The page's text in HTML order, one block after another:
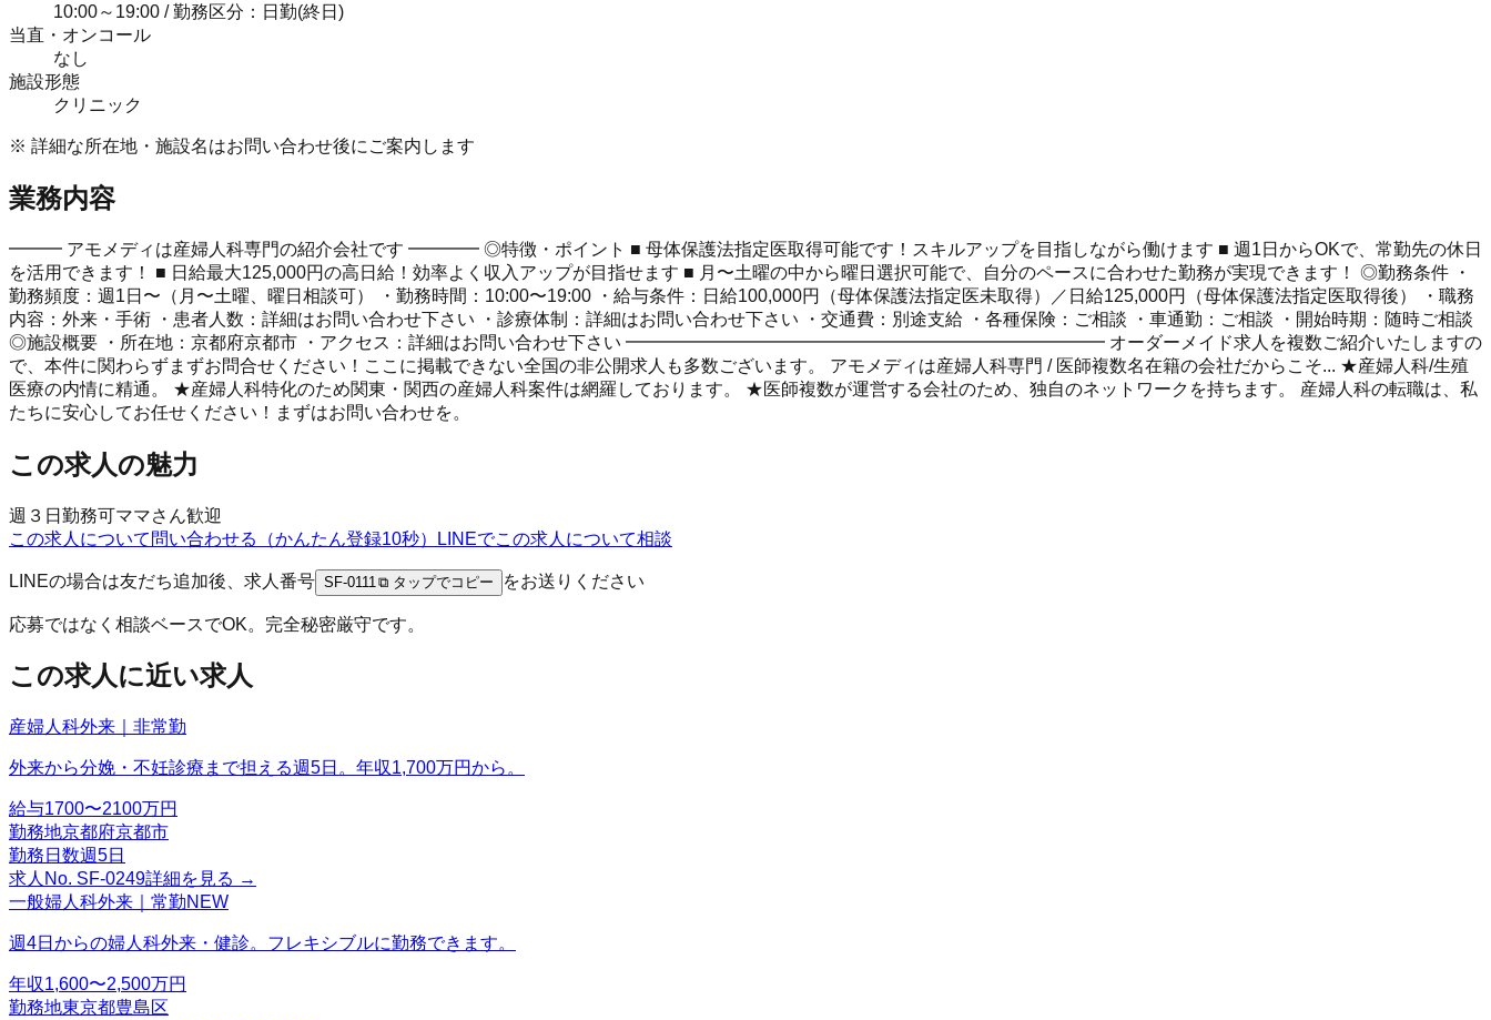
10:00～19:00 / 勤務区分：日勤(終日)
当直・オンコール
なし
施設形態
クリニック
※ 詳細な所在地・施設名はお問い合わせ後にご案内します
業務内容
━━━ アモメディは産婦人科専門の紹介会社です ━━━━ ◎特徴・ポイント ■ 母体保護法指定医取得可能です！スキルアップを目指しながら働けます ■ 週1日からOKで、常勤先の休日
を活用できます！ ■ 日給最大125,000円の高日給！効率よく収入アップが目指せます ■ 月〜土曜の中から曜日選択可能で、自分のペースに合わせた勤務が実現できます！ ◎勤務条件 ・
勤務頻度：週1日〜（月〜土曜、曜日相談可） ・勤務時間：10:00〜19:00 ・給与条件：日給100,000円（母体保護法指定医未取得）／日給125,000円（母体保護法指定医取得後） ・職務
内容：外来・手術 ・患者人数：詳細はお問い合わせ下さい ・診療体制：詳細はお問い合わせ下さい ・交通費：別途支給 ・各種保険：ご相談 ・車通勤：ご相談 ・開始時期：随時ご相談
◎施設概要 ・所在地：京都府京都市 ・アクセス：詳細はお問い合わせ下さい ━━━━━━━━━━━━━━━━━━━━━━━━━━━ オーダーメイド求人を複数ご紹介いたしますの
で、本件に関わらずまずお問合せください！ここに掲載できない全国の非公開求人も多数ございます。 アモメディは産婦人科専門 / 医師複数名在籍の会社だからこそ... ★産婦人科/生殖
医療の内情に精通。 ★産婦人科特化のため関東・関西の産婦人科案件は網羅しております。 ★医師複数が運営する会社のため、独自のネットワークを持ちます。 産婦人科の転職は、私
たちに安心してお任せください！まずはお問い合わせを。
この求人の魅力
週３日勤務可ママさん歓迎
この求人について問い合わせる（かんたん登録10秒）
LINEでこの求人について相談
LINEの場合は友だち追加後、求人番号 SF-0111 ⧉ タップでコピー をお送りください
応募ではなく相談ベースでOK。完全秘密厳守です。
この求人に近い求人
産婦人科外来｜非常勤
外来から分娩・不妊診療まで担える週5日。年収1,700万円から。
給与1700〜2100万円
勤務地京都府京都市
勤務日数週5日
求人No. SF-0249詳細を見る →
一般婦人科外来｜常勤NEW
週4日からの婦人科外来・健診。フレキシブルに勤務できます。
年収1,600〜2,500万円
勤務地東京都豊島区